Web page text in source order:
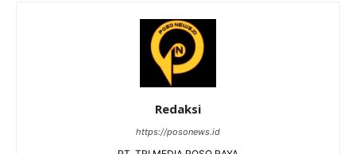
Redaksi
https://posonews.id